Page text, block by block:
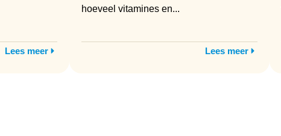
Lees meer
hoeveel vitamines en...
Lees meer